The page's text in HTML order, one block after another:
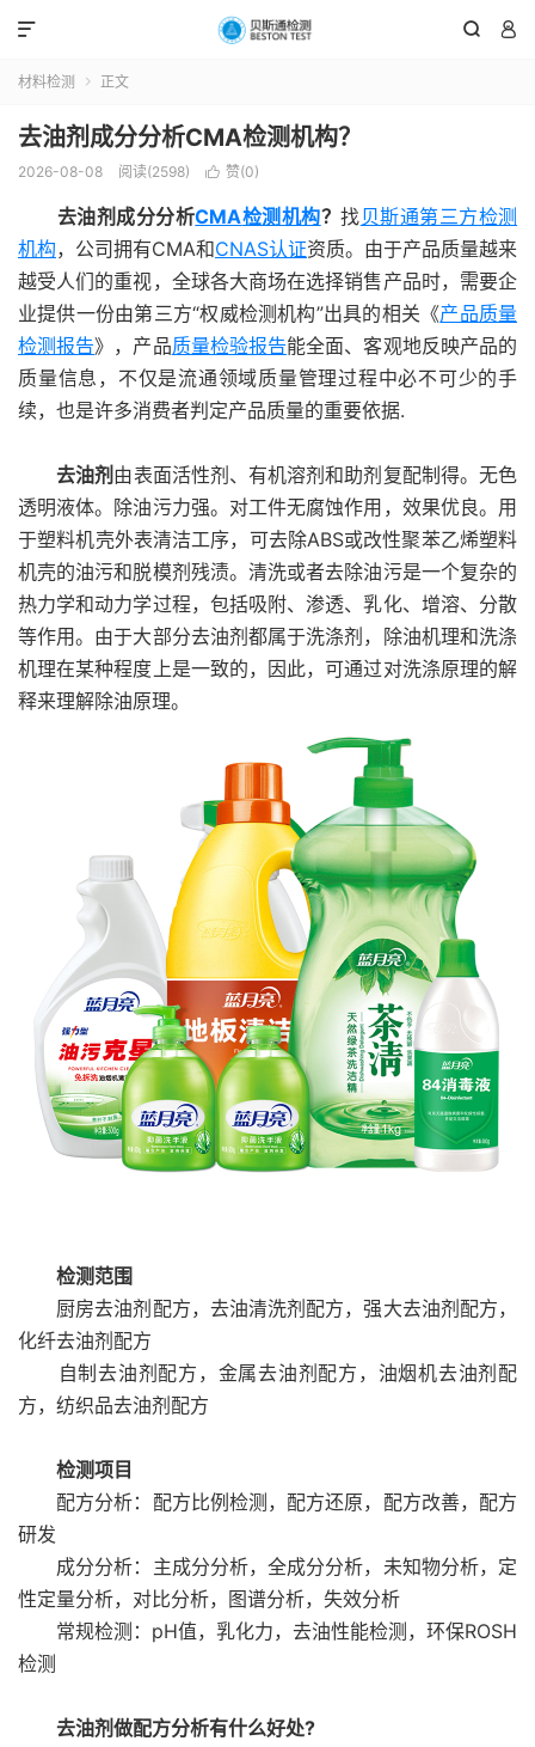
 

材料检测  正文
去油剂成分分析CMA检测机构？
2026-08-08 阅读(2598)  赞(0)
去油剂成分分析CMA检测机构？找贝斯通第三方检测
机构，公司拥有CMA和CNAS认证资质。由于产品质量越来
越受人们的重视，全球各大商场在选择销售产品时，需要企
业提供一份由第三方“权威检测机构”出具的相关《产品质量
检测报告》，产品质量检验报告能全面、客观地反映产品的
质量信息，不仅是流通领域质量管理过程中必不可少的手
续，也是许多消费者判定产品质量的重要依据.
去油剂 由表面活性剂、有机溶剂和助剂复配制得。无色
透明液体。除油污力强。对工件无腐蚀作用，效果优良。用
于塑料机壳外表清洁工序，可去除ABS或改性聚苯乙烯塑料
机壳的油污和脱模剂残渍。清洗或者去除油污是一个复杂的
热力学和动力学过程，包括吸附、渗透、乳化、增溶、分散
等作用。由于大部分去油剂都属于洗涤剂，除油机理和洗涤
机理在某种程度上是一致的，因此，可通过对洗涤原理的解
释来理解除油原理。
检测范围
厨房去油剂配方，去油清洗剂配方，强大去油剂配方，
化纤去油剂配方
自制去油剂配方，金属去油剂配方，油烟机去油剂配
方，纺织品去油剂配方
检测项目
配方分析：配方比例检测，配方还原，配方改善，配方
研发
成分分析：主成分分析，全成分分析，未知物分析，定
性定量分析，对比分析，图谱分析，失效分析
常规检测：pH值，乳化力，去油性能检测，环保ROSH
检测
去油剂做配方分析有什么好处?